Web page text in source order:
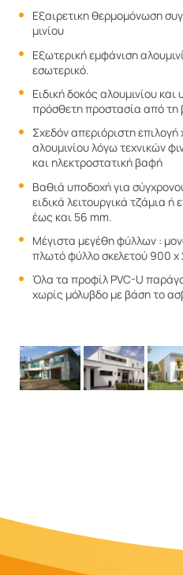
Eξαιρετικη θερμομόνωση
μι­νί­ου
Εξωτερική εμφάνιση
εσωτερικό.
Ειδική δοκός αλου­μι­νί­ου
πρόσθετη προστασία από τη
Σχεδόν απεριόριστη
αλου­μι­νί­ου λόγω τεχνικών
και ηλεκτροστατική βαφή
Βαθιά υποδοχή για
ειδικά λειτουργικά τζάμια
έως και 56 mm.
Μέγιστα μεγέθη φύλλων :
πλωτό φύλλο σκελετού 900 x
Όλα τα προφίλ PVC-U
χωρίς μόλυβδο με βάση το